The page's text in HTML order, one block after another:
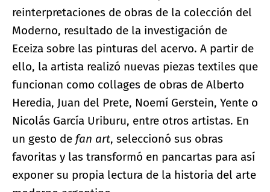
reinterpretaciones de obras de la colección del
Moderno, resultado de la investigación de
Eceiza sobre las pinturas del acervo. A partir de
ello, la artista realizó nuevas piezas textiles que
funcionan como collages de obras de Alberto
Heredia, Juan del Prete, Noemí Gerstein, Yente o
Nicolás García Uriburu, entre otros artistas. En
un gesto de fan art, seleccionó sus obras
favoritas y las transformó en pancartas para así
exponer su propia lectura de la historia del arte